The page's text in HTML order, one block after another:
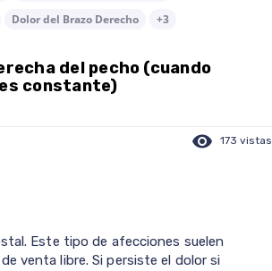
Dolor del Brazo Derecho
+3
del pecho (cuando
constante)
visibility 173 vistas
Este tipo de afecciones suelen
venta libre. Si persiste el dolor si